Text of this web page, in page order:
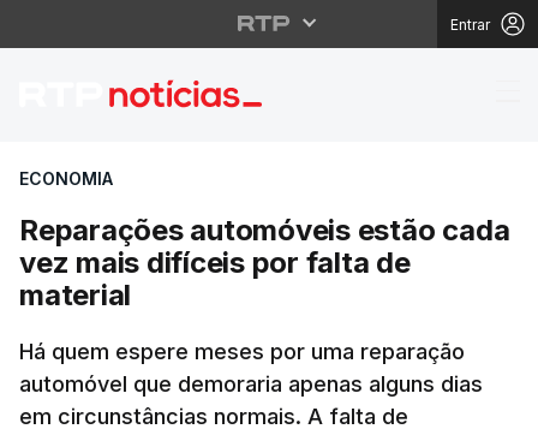
Entrar
Reparações
ECONOMIA
Reparações automóveis estão cada
vez mais difíceis por falta de
material
Há quem espere meses por uma reparação
automóvel que demoraria apenas alguns dias
em circunstâncias normais. A falta de